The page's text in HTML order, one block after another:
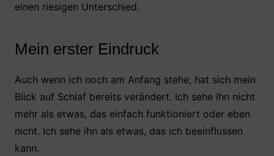
einen riesigen Unterschied.
Mein erster Eindruck
Auch wenn ich noch am Anfang stehe, hat sich mein
Blick auf Schlaf bereits verändert. Ich sehe ihn nicht
mehr als etwas, das einfach funktioniert oder eben
nicht. Ich sehe ihn als etwas, das ich beeinflussen
kann.